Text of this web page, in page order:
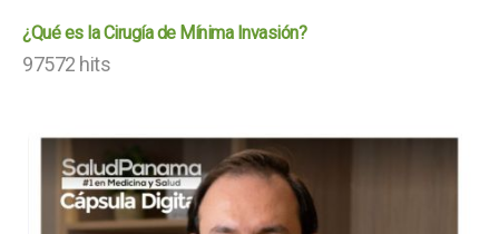
¿Qué es la Cirugía de Mínima Invasión?
97572 hits